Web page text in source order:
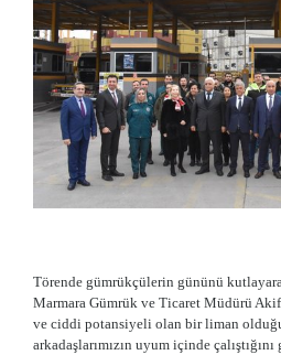
Törende gümrükçülerin gününü
Marmara Gümrük ve Ticaret Müdürü
ve ciddi potansiyeli olan bir liman
arkadaşlarımızın uyum içinde